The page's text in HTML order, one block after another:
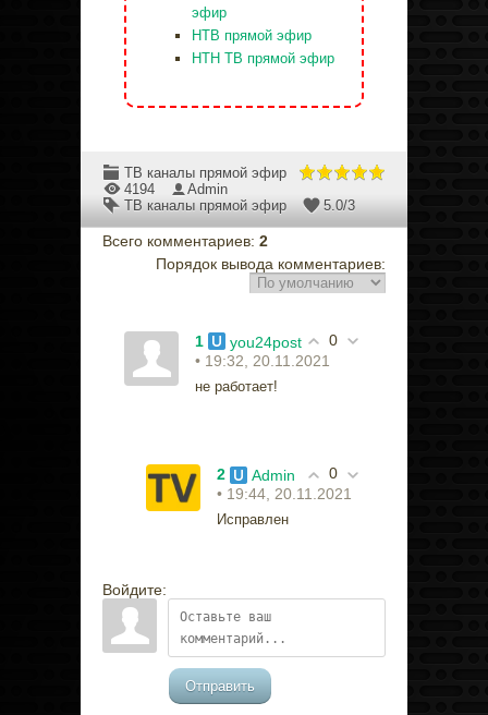
эфир
НТВ прямой эфир
НТН ТВ прямой эфир
ТВ каналы прямой эфир
4194
Admin
ТВ каналы прямой эфир
5.0/3
Всего комментариев: 2
Порядок вывода комментариев:
0
1
you24post
• 19:32, 20.11.2021
не работает!
0
2
Admin
• 19:44, 20.11.2021
Исправлен
Войдите:
Отправить